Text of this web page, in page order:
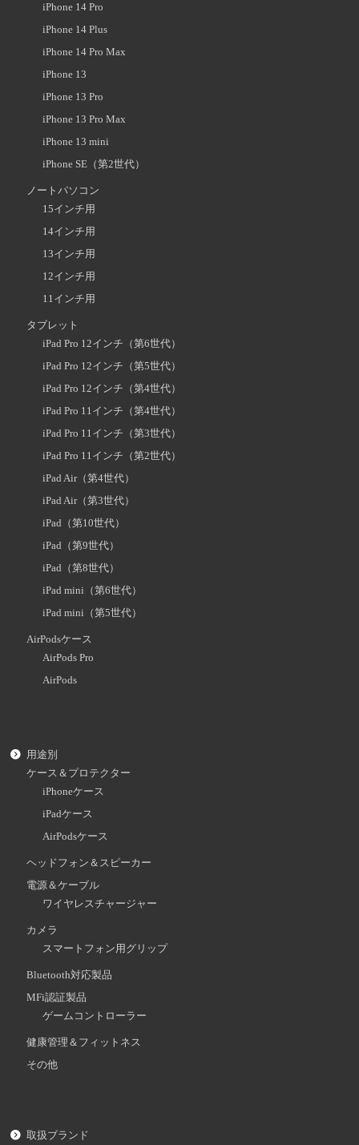
iPhone 14 Pro
iPhone 14 Plus
iPhone 14 Pro Max
iPhone 13
iPhone 13 Pro
iPhone 13 Pro Max
iPhone 13 mini
iPhone SE（第2世代）
ノートパソコン
15インチ用
14インチ用
13インチ用
12インチ用
11インチ用
タブレット
iPad Pro 12インチ（第6世代）
iPad Pro 12インチ（第5世代）
iPad Pro 12インチ（第4世代）
iPad Pro 11インチ（第4世代）
iPad Pro 11インチ（第3世代）
iPad Pro 11インチ（第2世代）
iPad Air（第4世代）
iPad Air（第3世代）
iPad（第10世代）
iPad（第9世代）
iPad（第8世代）
iPad mini（第6世代）
iPad mini（第5世代）
AirPodsケース
AirPods Pro
AirPods
用途別
ケース＆プロテクター
iPhoneケース
iPadケース
AirPodsケース
ヘッドフォン＆スピーカー
電源＆ケーブル
ワイヤレスチャージャー
カメラ
スマートフォン用グリップ
Bluetooth対応製品
MFi認証製品
ゲームコントローラー
健康管理＆フィットネス
その他
取扱ブランド